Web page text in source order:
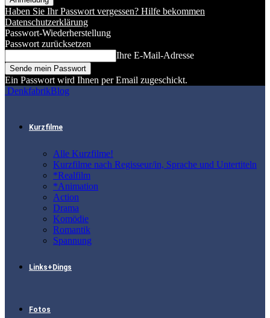
Haben Sie Ihr Passwort vergessen? Hilfe bekommen
Datenschutzerklärung
Passwort-Wiederherstellung
Passwort zurücksetzen
Ihre E-Mail-Adresse
Ein Passwort wird Ihnen per Email zugeschickt.
DenkfabrikBlog
Kurzfilme
Alle Kurzfilme!
Kurzfilme nach Regisseur/in, Sprache und Untertiteln
*Realfilm
*Animation
Action
Drama
Komödie
Romantik
Spannung
Links+Dings
Fotos